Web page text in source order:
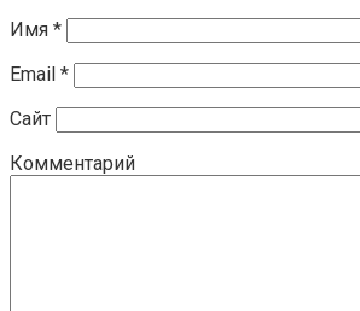
Имя *
Email *
Сайт
Комментарий